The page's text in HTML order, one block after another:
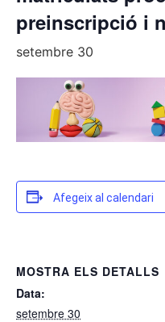
preinscripció i
setembre 30
Afegeix al calendari
MOSTRA ELS DETALLS
Data:
setembre 30